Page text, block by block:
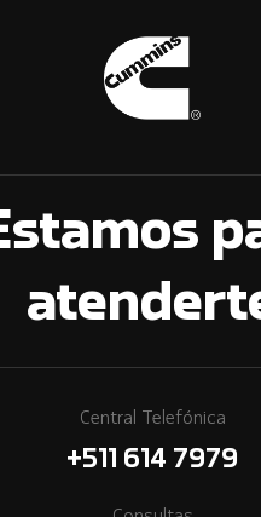
Central Telefónica
+511 614 7979